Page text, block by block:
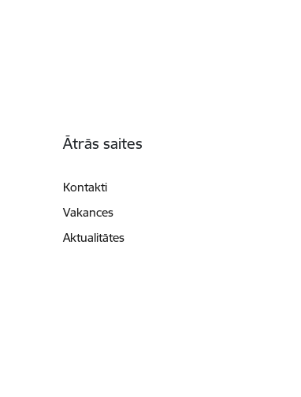
Ātrās saites
Kontakti
Vakances
Aktualitātes